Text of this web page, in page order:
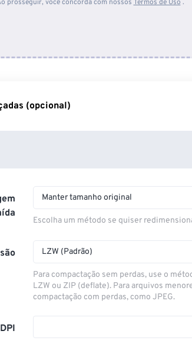
prosseguir, você concorda com nossos Termos de Uso .
(opcional)
Manter tamanho original
Escolha um método se quiser
LZW (Padrão)
Para compactação sem perdas, use o
LZW ou ZIP (deflate). Para arquivos
compactação com perdas, como JPEG.
DPI